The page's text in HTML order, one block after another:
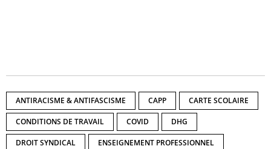
ANTIRACISME & ANTIFASCISME CAPP CARTE SCOLAIRE
CONDITIONS DE TRAVAIL COVID DHG
DROIT SYNDICAL ENSEIGNEMENT PROFESSIONNEL